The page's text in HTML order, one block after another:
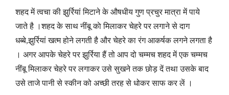
शहद में त्वचा की झुर्रियां मिटाने के औषधीय गुण प्रचुर मात्रा में पाये
जाते है ।शहद के साथ नींबू काे मिलाकर चेहरे पर लगाने से दाग
धब्बे,झुर्रियां खत्म होने लगती है और चेहरे का रंग आकर्षक लगने लगता है
। अगर आपके चेहरे पर झुर्रिया हैं तो आप दो चम्मच शहद में एक चम्मच
नींबू मिलाकर चेहरे पर लगाकर उसे सुखने तक छोड़ दें तथा उसके बाद
उसे ताजे पानी से स्कीन को अच्छी तरह से धोकर साफ कर लें ।